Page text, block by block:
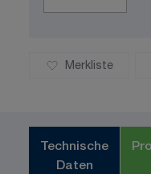
Merkliste
Technische
Daten